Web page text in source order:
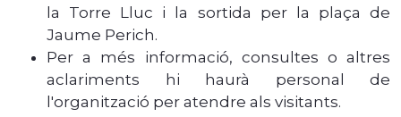
la Torre Lluc i la sortida per la plaça de
Jaume Perich.
Per a més informació, consultes o altres
aclariments hi haurà personal de
l'organització per atendre als visitants.